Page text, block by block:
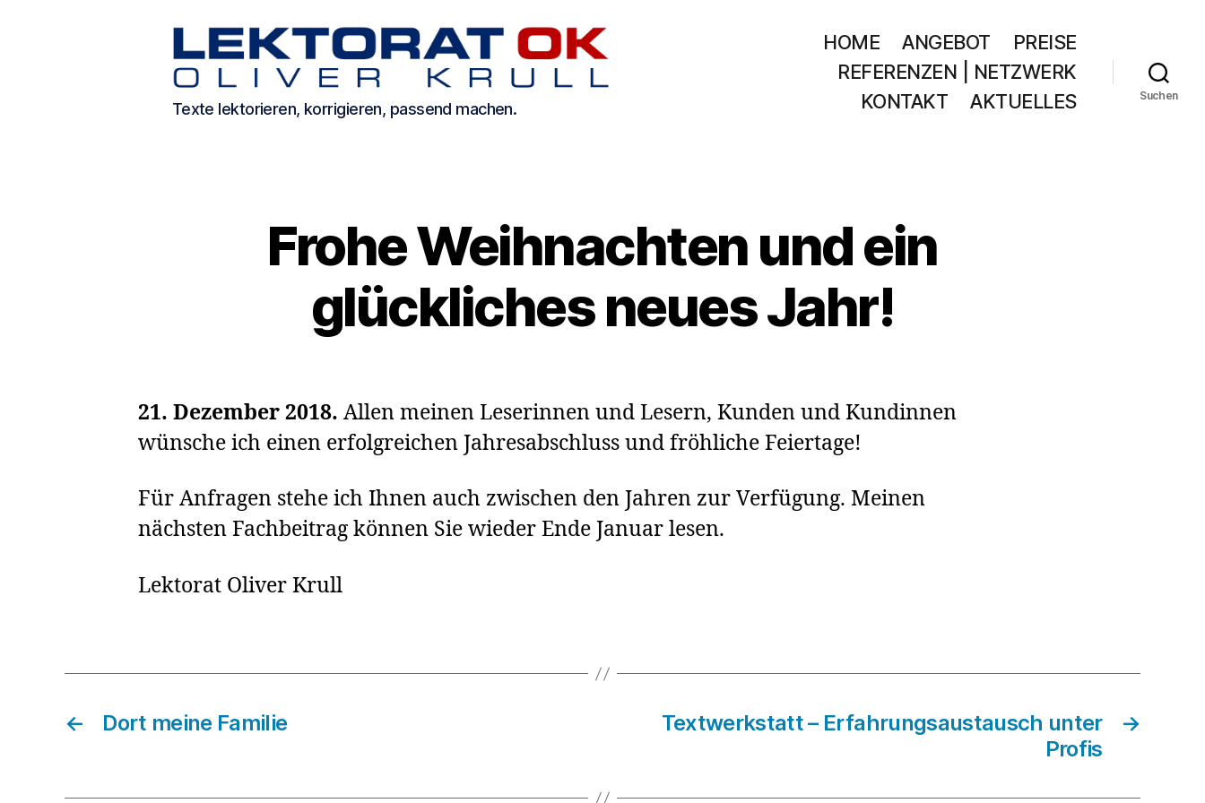
Texte
lektorieren,
Texte lektorieren, korrigieren, passend machen.
HOME ANGEBOT
PREISE
REFERENZEN | NETZWERK
KONTAKT
AKTUELLES Suchen
Frohe Weihnachten und ein
glückliches neues Jahr!
21. Dezember 2018.Allen meinen Leserinnen und Lesern, Kunden und Kundinnen
wünsche ich einen erfolgreichen Jahresabschluss und fröhliche Feiertage!
Für Anfragen stehe ich Ihnen auch zwischen den Jahren zur Verfügung. Meinen
nächsten Fachbeitrag können Sie wieder Ende Januar lesen.
Lektorat Oliver Krull
← Dort meine Familie →
Textwerkstatt – Erfahrungsaustausch unter
Profis